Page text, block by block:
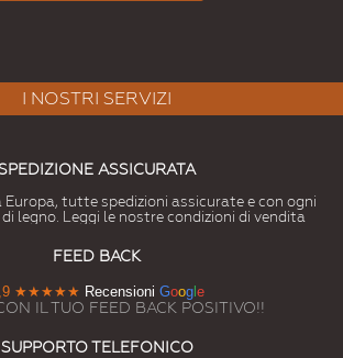
I NOSTRI SERVIZI
ASSICURATA
tutte spedizioni assicurate e con ogni
legno. Leggi le nostre condizioni di vendita
FEED BACK
★★★★★ Recensioni Googl e
IL TUO FEED BACK POSITIVO!!
SUPPORTO TELEFONICO